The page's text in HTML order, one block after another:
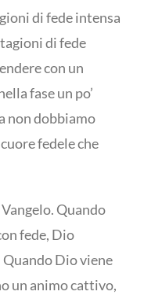
di fede intensa
di fede
con un
fase un po’
non dobbiamo
fedele che
Quando
fede, Dio
Dio viene
un animo cattivo,